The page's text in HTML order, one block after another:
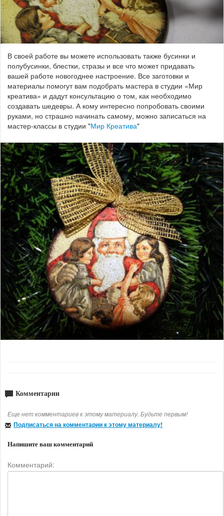
В своей работе вы можете использовать также бусинки и
полубусинки, блестки, стразы и все что может придавать
вашей работе новогоднее настроение. Все заготовки и
материалы помогут вам подобрать мастера в студии «Мир
креатива» и дадут консультацию о том, как необходимо
создавать шедевры. А кому интересно попробовать своими
руками, но страшно начинать самому, можно записаться на
мастер-классы в студии "Мир Креатива"
Комментарии
Еще нет комментариев к этому материалу. Будьте первым!
Подписаться на комментарии к этому материалу!
Напишите ваш комментарий
Комментарий: